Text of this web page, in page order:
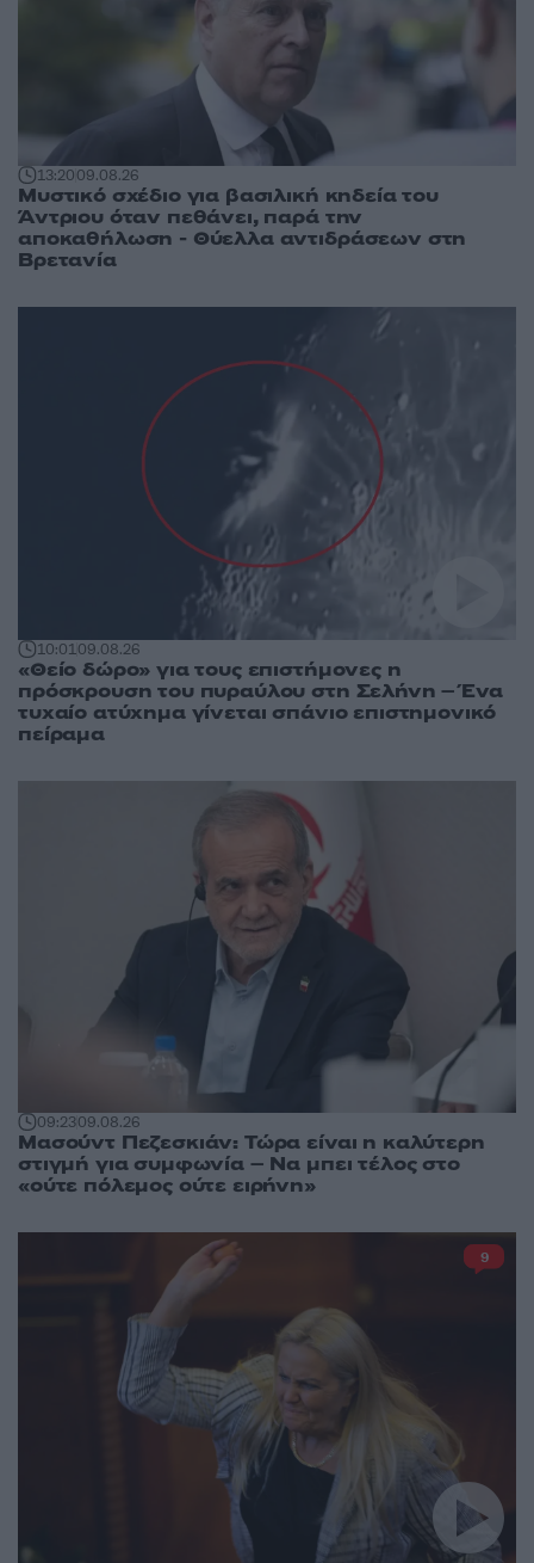
13:2009.08.26
Μυστικό σχέδιο για βασιλική κηδεία του
Άντριου όταν πεθάνει, παρά την
αποκαθήλωση - Θύελλα αντιδράσεων στη
Βρετανία
10:0109.08.26
«Θείο δώρο» για τους επιστήμονες η
πρόσκρουση του πυραύλου στη Σελήνη – Ένα
τυχαίο ατύχημα γίνεται σπάνιο επιστημονικό
πείραμα
09:2309.08.26
Μασούντ Πεζεσκιάν: Τώρα είναι η καλύτερη
στιγμή για συμφωνία – Να μπει τέλος στο
«ούτε πόλεμος ούτε ειρήνη»
9